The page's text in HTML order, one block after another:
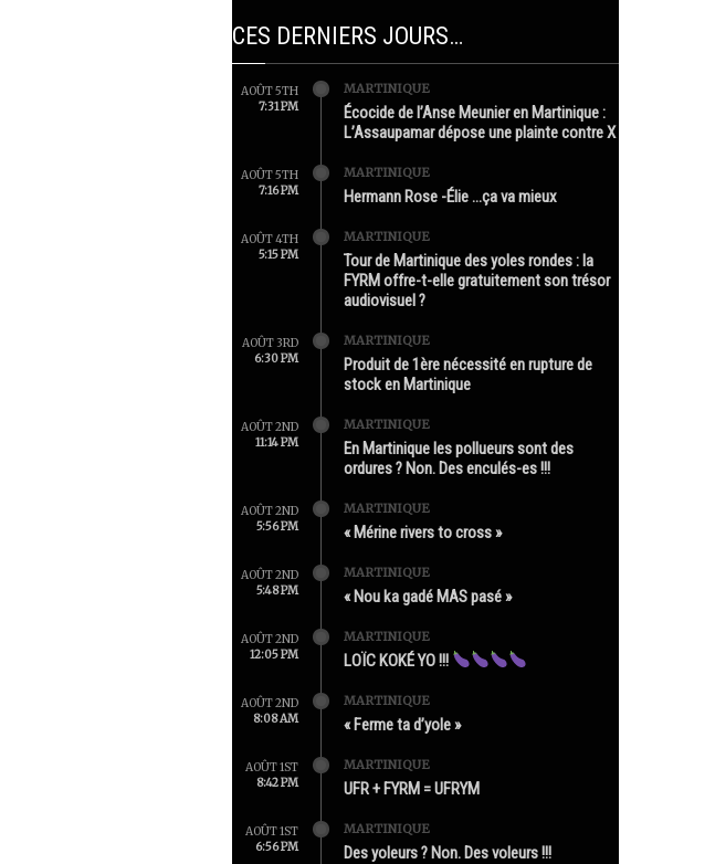
CES DERNIERS JOURS…
AOÛT 5TH
7:31 PM
MARTINIQUE
Écocide de l’Anse Meunier en Martinique :
L’Assaupamar dépose une plainte contre X
AOÛT 5TH
7:16 PM
MARTINIQUE
Hermann Rose -Élie …ça va mieux
AOÛT 4TH
5:15 PM
MARTINIQUE
Tour de Martinique des yoles rondes : la
FYRM offre-t-elle gratuitement son trésor
audiovisuel ?
AOÛT 3RD
6:30 PM
MARTINIQUE
Produit de 1ère nécessité en rupture de
stock en Martinique
AOÛT 2ND
11:14 PM
MARTINIQUE
En Martinique les pollueurs sont des
ordures ? Non. Des enculés-es !!!
AOÛT 2ND
5:56 PM
MARTINIQUE
« Mérine rivers to cross »
AOÛT 2ND
5:48 PM
MARTINIQUE
« Nou ka gadé MAS pasé »
AOÛT 2ND
12:05 PM
MARTINIQUE
LOÏC KOKÉ YO !!!
AOÛT 2ND
8:08 AM
MARTINIQUE
« Ferme ta d’yole »
AOÛT 1ST
8:42 PM
MARTINIQUE
UFR + FYRM = UFRYM
AOÛT 1ST
6:56 PM
MARTINIQUE
Des yoleurs ? Non. Des voleurs !!!